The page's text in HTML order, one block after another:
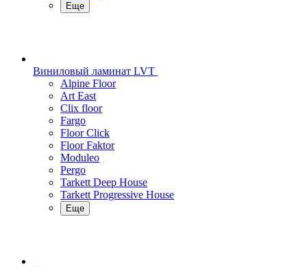
Еще
Виниловый ламинат LVT
Alpine Floor
Art East
Clix floor
Fargo
Floor Click
Floor Faktor
Moduleo
Pergo
Tarkett Deep House
Tarkett Progressive House
Еще